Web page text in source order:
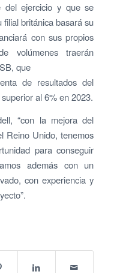
del ejercicio y que se
británica basará su
con sus propios
volúmenes traerán
que
de resultados del
al 6% en 2023.
“con la mejora del
Reino Unido, tenemos
para conseguir
además con un
con experiencia y